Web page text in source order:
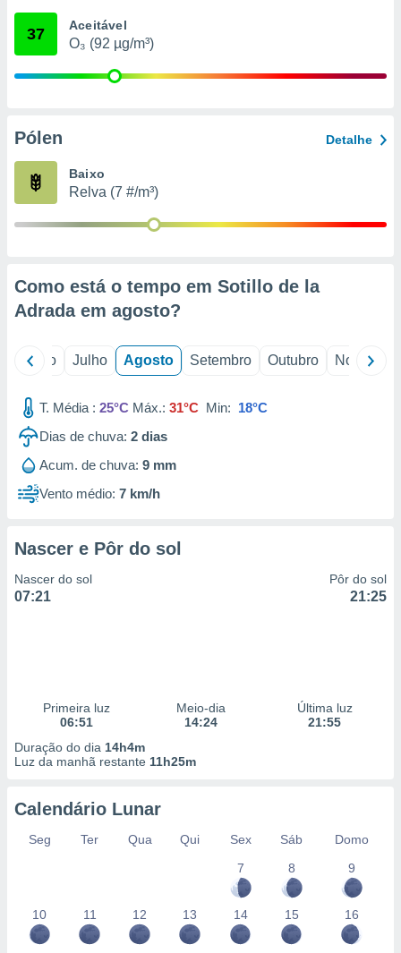
através
estudos
1199
37 Aceitável
O₃ (92 µg/m³)
Pólen Detalhe
Baixo
Relva (7 #/m³)
Como está o tempo em Sotillo de la
Adrada em agosto?
Junho Julho Agosto Setembro Outubro Novembro
T. Média : 25°C Máx.: 31°C Min: 18°C
Dias de chuva: 2 dias
Acum. de chuva: 9 mm
Vento médio: 7 km/h
Nascer e Pôr do sol
Nascer do sol
07:21
Pôr do sol
21:25
Primeira luz
06:51
Meio-dia
14:24
Última luz
21:55
Duração do dia 14h4m
Luz da manhã restante 11h25m
Calendário Lunar
Seg Ter Qua Qui Sex Sáb
Domo
7
8 9
10 11 12 13 14 15 16